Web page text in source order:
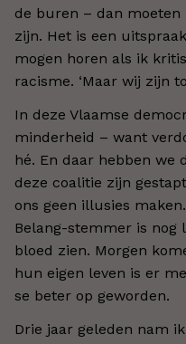
de buren – dan moeten
zijn. Het is een
mogen horen als ik
racisme. ‘Maar wij zijn
In deze Vlaamse
minderheid – want
hé. En daar hebben we
deze coalitie zijn
ons geen illusies
Belang-stemmer is nog
bloed zien. Morgen
hun eigen leven is er
se beter op geworden.
Drie jaar geleden nam